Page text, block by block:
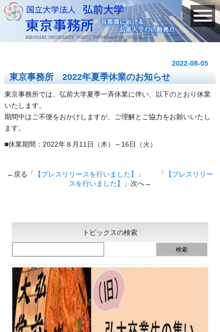
2022-08-05
東京事務所 2022年夏季休業のお知らせ
東京事務所では、弘前大学夏季一斉休業に伴い、以下のとおり休業
いたします。
期間中はご不便をおかけしますが、ご理解とご協力をお願いいたし
ます。
■休業期間：2022年８月11日（木）～16日（火）
←戻る「 【プレスリリースを行いました】 」 「
【プレスリリー
スを行いました】
」次へ→
トピックスの検索